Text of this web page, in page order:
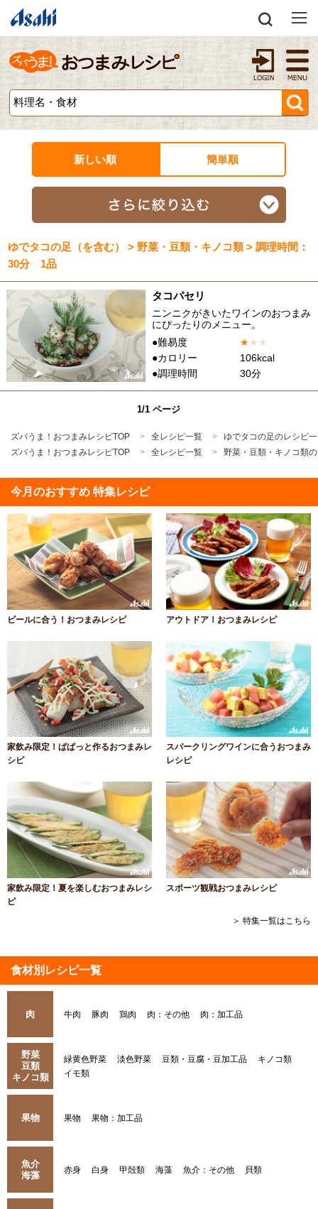
新しい順 簡単順
ゆでタコの足（を含む） > 野菜・豆類・キノコ類 > 調理時間：
30分 1品
タコパセリ
ニンニクがきいたワインのおつまみ
にぴったりのメニュー。
●難易度
★★ ★
●カロリー
106kcal
●調理時間
30分
1/1 ページ
ズバうま！おつまみレシピTOP 全レシピ一覧
ゆでタコの足のレシピ
ズバうま！おつまみレシピTOP
全レシピ一覧 野菜・豆類・キノコ類
今月のおすすめ 特集レシピ
ビールに合う！おつまみレシピ アウトドア！おつまみレシピ
家飲み限定！ぱぱっと作るおつまみレ
シピ
スパークリングワインに合うおつまみ
レシピ
家飲み限定！夏を楽しむおつまみレシ
ピ
スポーツ観戦おつまみレシピ
＞ 特集一覧はこちら
食材別レシピ一覧
肉 牛肉 豚肉 鶏肉 肉：その他 肉：加工品
野菜
豆類
キノコ類
緑黄色野菜 淡色野菜 豆類・豆腐・豆加工品
キノコ類
イモ類
果物 果物 果物：加工品
魚介
海藻
赤身 白身 甲殻類 海藻 魚介：その他 貝類